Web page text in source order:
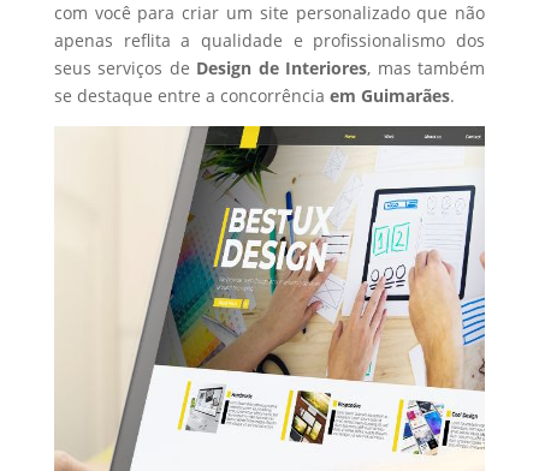
com você para criar um site personalizado que não
apenas reflita a qualidade e profissionalismo dos
seus serviços de Design de Interiores, mas também
se destaque entre a concorrência em Guimarães.